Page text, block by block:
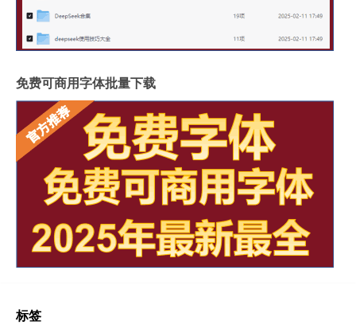
免费可商用字体批量下载
标签